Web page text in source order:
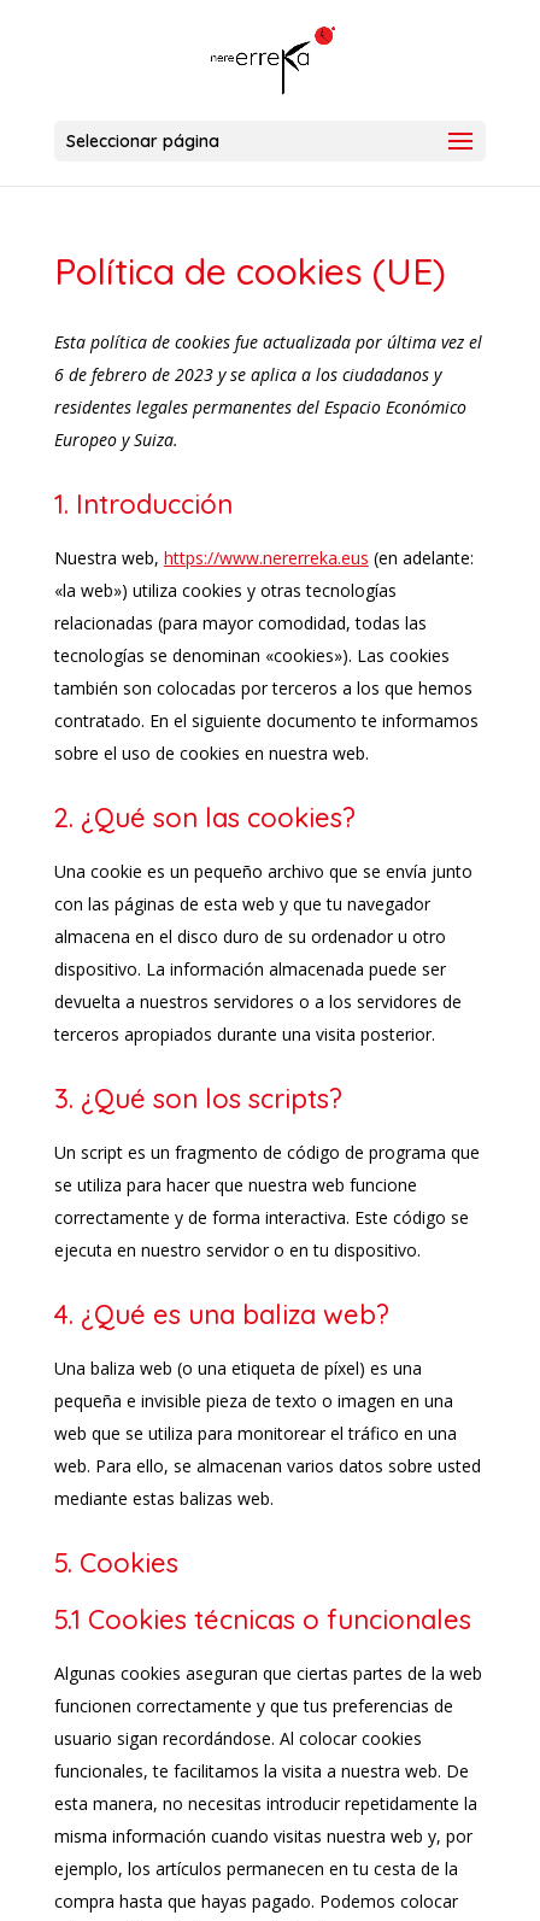
Seleccionar página
Política de cookies (UE)
Esta política de cookies fue actualizada por última vez el
6 de febrero de 2023 y se aplica a los ciudadanos y
residentes legales permanentes del Espacio Económico
Europeo y Suiza.
1. Introducción
Nuestra web, https://www.nererreka.eus (en adelante:
«la web») utiliza cookies y otras tecnologías
relacionadas (para mayor comodidad, todas las
tecnologías se denominan «cookies»). Las cookies
también son colocadas por terceros a los que hemos
contratado. En el siguiente documento te informamos
sobre el uso de cookies en nuestra web.
2. ¿Qué son las cookies?
Una cookie es un pequeño archivo que se envía junto
con las páginas de esta web y que tu navegador
almacena en el disco duro de su ordenador u otro
dispositivo. La información almacenada puede ser
devuelta a nuestros servidores o a los servidores de
terceros apropiados durante una visita posterior.
3. ¿Qué son los scripts?
Un script es un fragmento de código de programa que
se utiliza para hacer que nuestra web funcione
correctamente y de forma interactiva. Este código se
ejecuta en nuestro servidor o en tu dispositivo.
4. ¿Qué es una baliza web?
Una baliza web (o una etiqueta de píxel) es una
pequeña e invisible pieza de texto o imagen en una
web que se utiliza para monitorear el tráfico en una
web. Para ello, se almacenan varios datos sobre usted
mediante estas balizas web.
5. Cookies
5.1 Cookies técnicas o funcionales
Algunas cookies aseguran que ciertas partes de la web
funcionen correctamente y que tus preferencias de
usuario sigan recordándose. Al colocar cookies
funcionales, te facilitamos la visita a nuestra web. De
esta manera, no necesitas introducir repetidamente la
misma información cuando visitas nuestra web y, por
ejemplo, los artículos permanecen en tu cesta de la
compra hasta que hayas pagado. Podemos colocar